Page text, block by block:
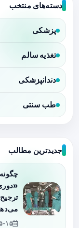
دسته‌های منتخب
پزشکی
تغذیه سالم
دندانپزشکی
طب سنتی
جدیدترین مطالب